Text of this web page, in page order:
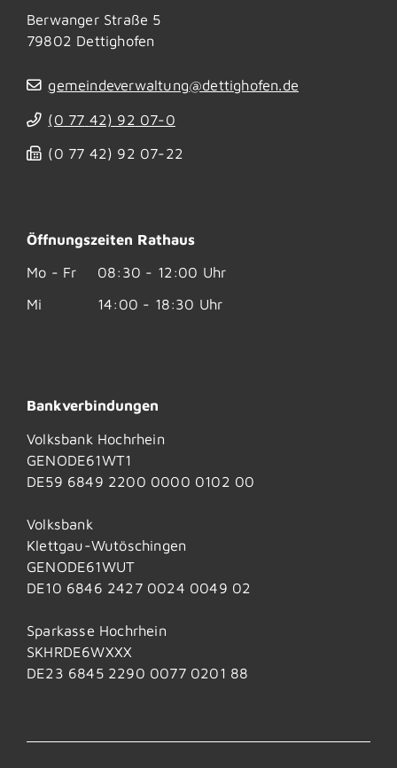
Berwanger Straße 5
79802 Dettighofen
gemeindeverwaltung@dettighofen.de
(0 77 42) 92 07-0
(0 77 42) 92 07-22
Öffnungszeiten Rathaus
Mo - Fr
08:30 - 12:00 Uhr
Mi
14:00 - 18:30 Uhr
Bankverbindungen
Volksbank Hochrhein
GENODE61WT1
DE59 6849 2200 0000 0102 00
Volksbank
Klettgau-Wutöschingen
GENODE61WUT
DE10 6846 2427 0024 0049 02
Sparkasse Hochrhein
SKHRDE6WXXX
DE23 6845 2290 0077 0201 88